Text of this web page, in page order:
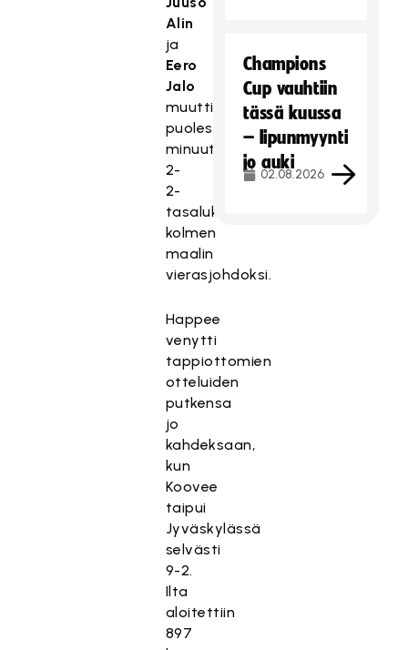
Alin
ja
Eero
Jalo
muuttivat
puolessatoista
minuutissa
2-
2-
tasalukemat
kolmen
maalin
vierasjohdoksi.
Happee
venytti
tappiottomien
otteluiden
putkensa
jo
kahdeksaan,
kun
Koovee
taipui
Jyväskylässä
selvästi
9-2.
Ilta
aloitettiin
897
Champions
Cup vauhtiin
tässä kuussa
– lipunmyynti
jo auki
02.08.2026